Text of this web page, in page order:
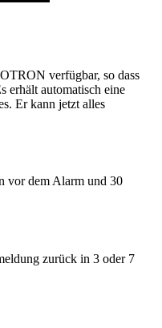
verfügbar, so dass
erhält automatisch eine
Er kann jetzt alles
vor dem Alarm und 30
zurück in 3 oder 7